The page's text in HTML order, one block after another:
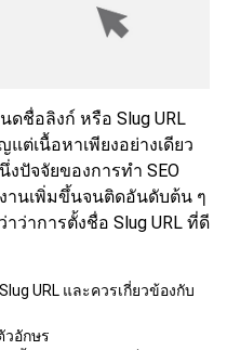
ชื่อลิงก์ หรือ Slug URL
ต่เนื้อหาเพียงอย่างเดียว
ปัจจัยของการทำ SEO
านเพิ่มขึ้นจนติดอันดับต้น ๆ
ว่าการตั้งชื่อ Slug URL ที่ดี
URL และควรเกี่ยวข้องกับ
วอักษร